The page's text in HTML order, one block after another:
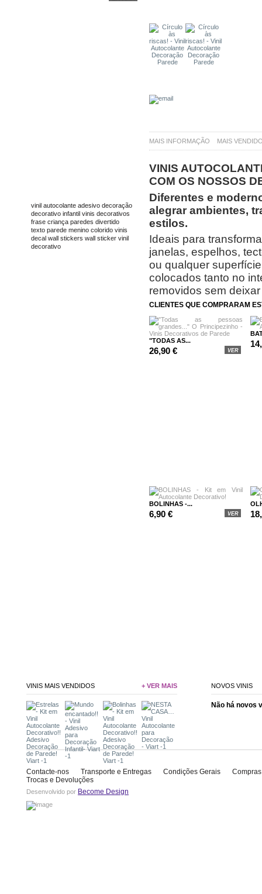
MAIS INFORMAÇÃO MAIS
VINIS
COM OS NOSSOS
Diferentes e
alegrar ambientes,
estilos.
Ideais para
janelas, espelhos,
ou qualquer
colocados tanto no
removidos sem
CLIENTES QUE COMPRARAM
"TODAS AS...
26,90 € VER
BOLINHAS -...
6,90 € VER
vinil autocolante adesivo decoração
decorativo infantil vinis decorativos
frase criança paredes divertido
texto parede menino colorido vinis
decal wall stickers wall sticker vinil
decorativo
VINIS MAIS VENDIDOS + VER MAIS NOVOS VINIS
Não há novos
Contacte-nos Transporte e Entregas Condições Gerais
Trocas e Devoluções
Desenvolvido por Become Design